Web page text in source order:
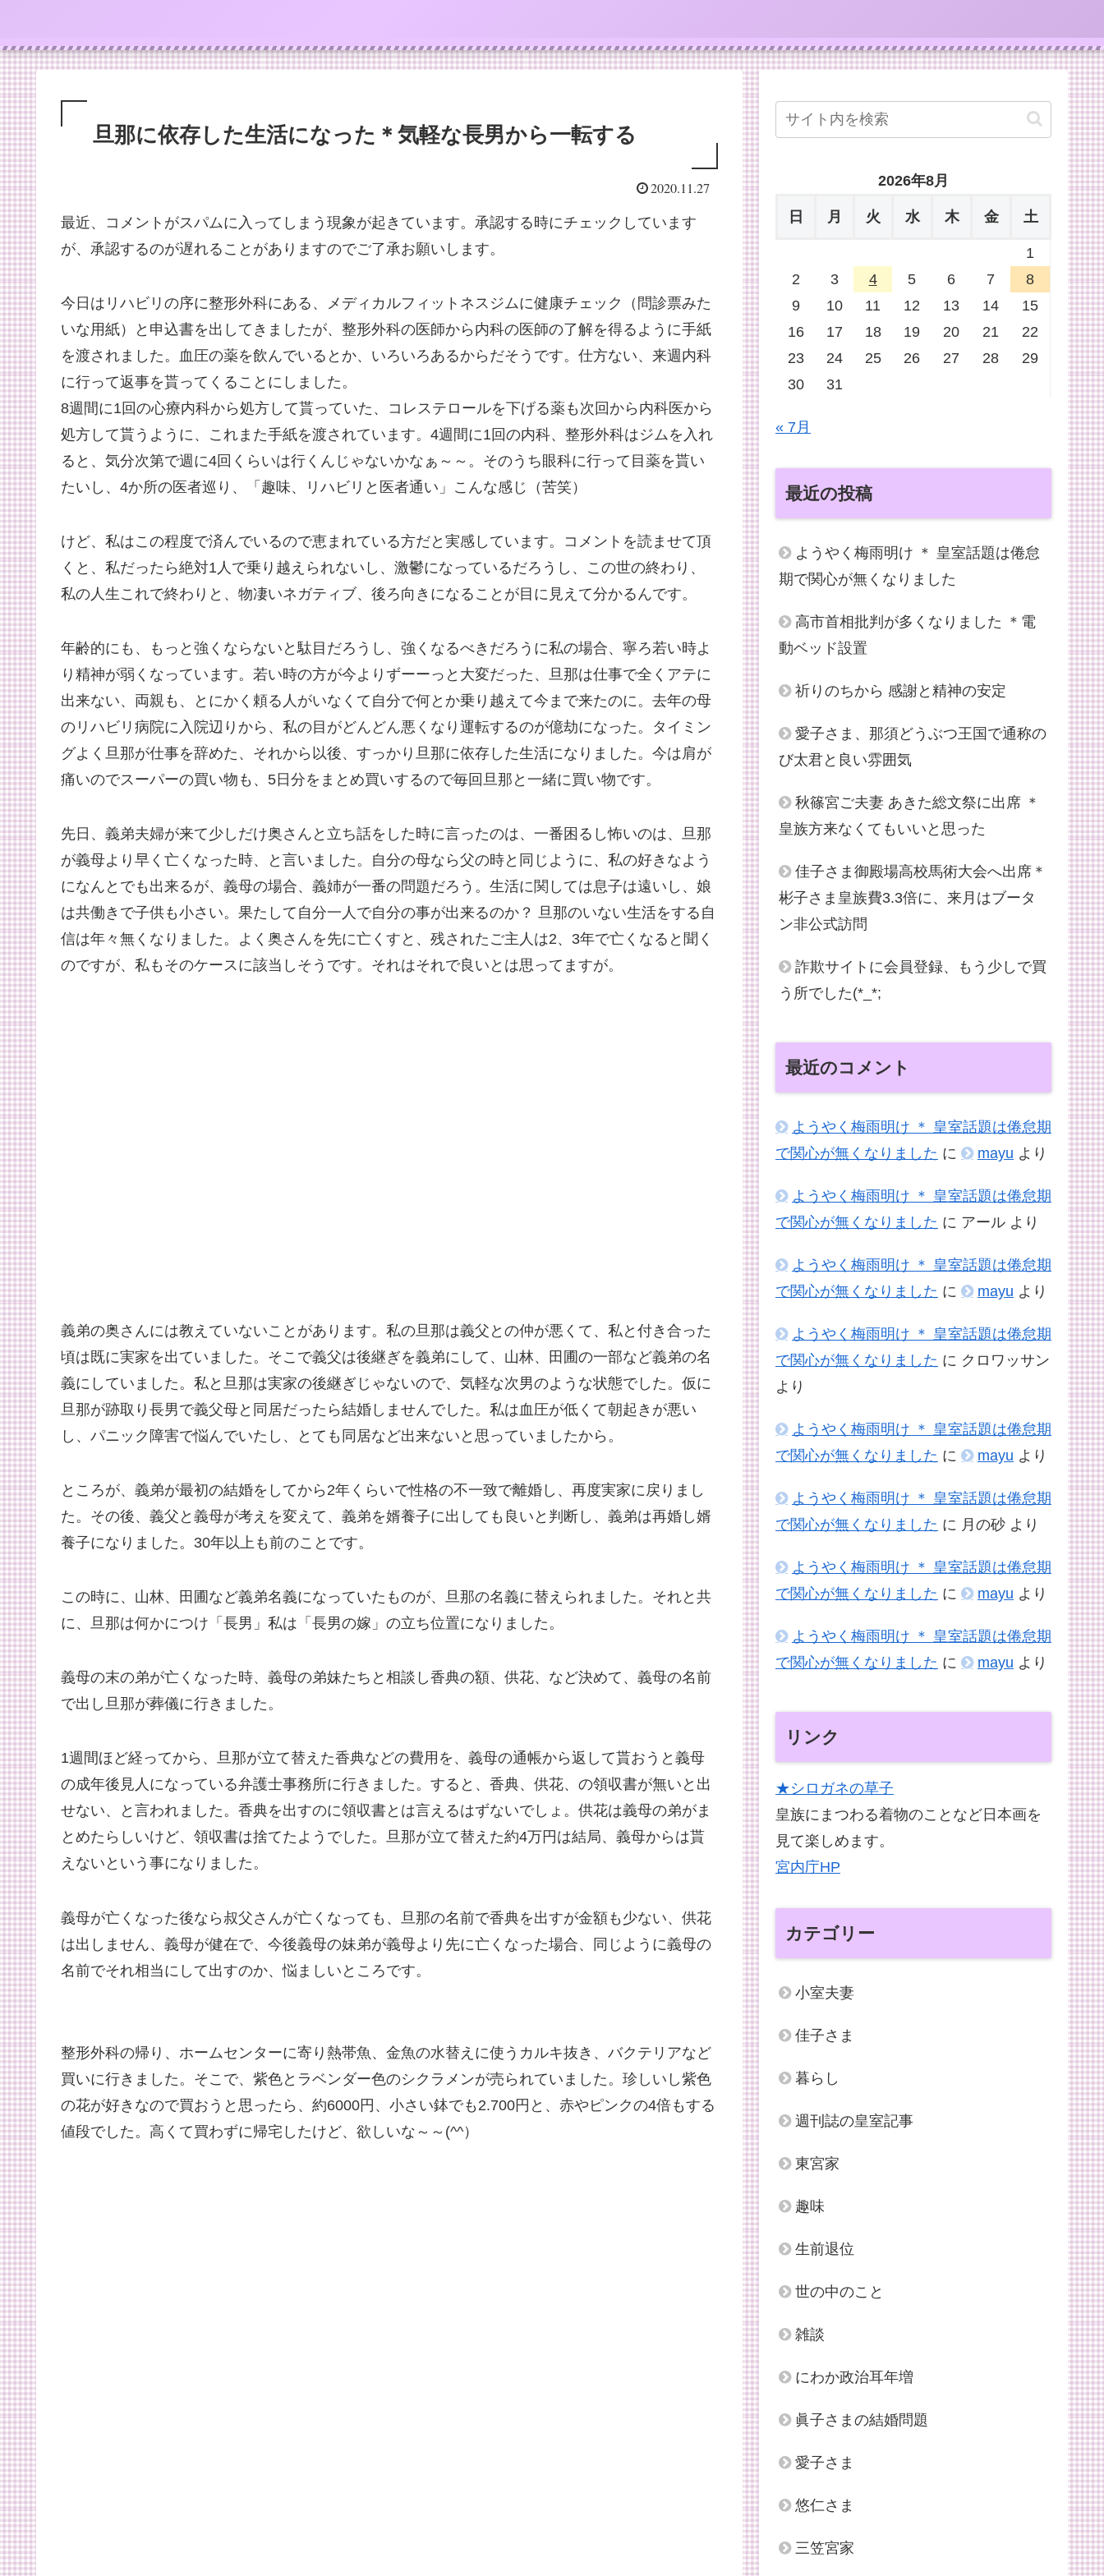
旦那に依存した生活になった＊気軽な長男から一転する
2020.11.27
最近、コメントがスパムに入ってしまう現象が起きています。承認する時にチェックしています
が、承認するのが遅れることがありますのでご了承お願いします。
今日はリハビリの序に整形外科にある、メディカルフィットネスジムに健康チェック（問診票みた
いな用紙）と申込書を出してきましたが、整形外科の医師から内科の医師の了解を得るように手紙
を渡されました。血圧の薬を飲んでいるとか、いろいろあるからだそうです。仕方ない、来週内科
に行って返事を貰ってくることにしました。
8週間に1回の心療内科から処方して貰っていた、コレステロールを下げる薬も次回から内科医から
処方して貰うように、これまた手紙を渡されています。4週間に1回の内科、整形外科はジムを入れ
ると、気分次第で週に4回くらいは行くんじゃないかなぁ～～。そのうち眼科に行って目薬を貰い
たいし、4か所の医者巡り、「趣味、リハビリと医者通い」こんな感じ（苦笑）
けど、私はこの程度で済んでいるので恵まれている方だと実感しています。コメントを読ませて頂
くと、私だったら絶対1人で乗り越えられないし、激鬱になっているだろうし、この世の終わり、
私の人生これで終わりと、物凄いネガティブ、後ろ向きになることが目に見えて分かるんです。
年齢的にも、もっと強くならないと駄目だろうし、強くなるべきだろうに私の場合、寧ろ若い時よ
り精神が弱くなっています。若い時の方が今よりずーーっと大変だった、旦那は仕事で全くアテに
出来ない、両親も、とにかく頼る人がいなくて自分で何とか乗り越えて今まで来たのに。去年の母
のリハビリ病院に入院辺りから、私の目がどんどん悪くなり運転するのが億劫になった。タイミン
グよく旦那が仕事を辞めた、それから以後、すっかり旦那に依存した生活になりました。今は肩が
痛いのでスーパーの買い物も、5日分をまとめ買いするので毎回旦那と一緒に買い物です。
先日、義弟夫婦が来て少しだけ奥さんと立ち話をした時に言ったのは、一番困るし怖いのは、旦那
が義母より早く亡くなった時、と言いました。自分の母なら父の時と同じように、私の好きなよう
になんとでも出来るが、義母の場合、義姉が一番の問題だろう。生活に関しては息子は遠いし、娘
は共働きで子供も小さい。果たして自分一人で自分の事が出来るのか？ 旦那のいない生活をする自
信は年々無くなりました。よく奥さんを先に亡くすと、残されたご主人は2、3年で亡くなると聞く
のですが、私もそのケースに該当しそうです。それはそれで良いとは思ってますが。
義弟の奥さんには教えていないことがあります。私の旦那は義父との仲が悪くて、私と付き合った
頃は既に実家を出ていました。そこで義父は後継ぎを義弟にして、山林、田圃の一部など義弟の名
義にしていました。私と旦那は実家の後継ぎじゃないので、気軽な次男のような状態でした。仮に
旦那が跡取り長男で義父母と同居だったら結婚しませんでした。私は血圧が低くて朝起きが悪い
し、パニック障害で悩んでいたし、とても同居など出来ないと思っていましたから。
ところが、義弟が最初の結婚をしてから2年くらいで性格の不一致で離婚し、再度実家に戻りまし
た。その後、義父と義母が考えを変えて、義弟を婿養子に出しても良いと判断し、義弟は再婚し婿
養子になりました。30年以上も前のことです。
この時に、山林、田圃など義弟名義になっていたものが、旦那の名義に替えられました。それと共
に、旦那は何かにつけ「長男」私は「長男の嫁」の立ち位置になりました。
義母の末の弟が亡くなった時、義母の弟妹たちと相談し香典の額、供花、など決めて、義母の名前
で出し旦那が葬儀に行きました。
1週間ほど経ってから、旦那が立て替えた香典などの費用を、義母の通帳から返して貰おうと義母
の成年後見人になっている弁護士事務所に行きました。すると、香典、供花、の領収書が無いと出
せない、と言われました。香典を出すのに領収書とは言えるはずないでしょ。供花は義母の弟がま
とめたらしいけど、領収書は捨てたようでした。旦那が立て替えた約4万円は結局、義母からは貰
えないという事になりました。
義母が亡くなった後なら叔父さんが亡くなっても、旦那の名前で香典を出すが金額も少ない、供花
は出しません、義母が健在で、今後義母の妹弟が義母より先に亡くなった場合、同じように義母の
名前でそれ相当にして出すのか、悩ましいところです。
整形外科の帰り、ホームセンターに寄り熱帯魚、金魚の水替えに使うカルキ抜き、バクテリアなど
買いに行きました。そこで、紫色とラベンダー色のシクラメンが売られていました。珍しいし紫色
の花が好きなので買おうと思ったら、約6000円、小さい鉢でも2.700円と、赤やピンクの4倍もする
値段でした。高くて買わずに帰宅したけど、欲しいな～～(^^）
2026年8月
日 月 火 水 木 金 土
1
2
3 4 5 6 7
8
9
10 11 12 13 14
15
16
17 18 19 20 21
22
23
24 25 26 27 28
29
30
31
« 7月
最近の投稿
ようやく梅雨明け ＊ 皇室話題は倦怠
期で関心が無くなりました
高市首相批判が多くなりました ＊電
動ベッド設置
祈りのちから 感謝と精神の安定
愛子さま、那須どうぶつ王国で通称の
び太君と良い雰囲気
秋篠宮ご夫妻 あきた総文祭に出席 ＊
皇族方来なくてもいいと思った
佳子さま御殿場高校馬術大会へ出席＊
彬子さま皇族費3.3倍に、来月はブータ
ン非公式訪問
詐欺サイトに会員登録、もう少しで買
う所でした(*_*;
最近のコメント
ようやく梅雨明け ＊ 皇室話題は倦怠期
で関心が無くなりました に mayu より
ようやく梅雨明け ＊ 皇室話題は倦怠期
で関心が無くなりました に アール より
ようやく梅雨明け ＊ 皇室話題は倦怠期
で関心が無くなりました に mayu より
ようやく梅雨明け ＊ 皇室話題は倦怠期
で関心が無くなりました に クロワッサン
より
ようやく梅雨明け ＊ 皇室話題は倦怠期
で関心が無くなりました に mayu より
ようやく梅雨明け ＊ 皇室話題は倦怠期
で関心が無くなりました に 月の砂 より
ようやく梅雨明け ＊ 皇室話題は倦怠期
で関心が無くなりました に mayu より
ようやく梅雨明け ＊ 皇室話題は倦怠期
で関心が無くなりました に mayu より
リンク
★シロガネの草子
皇族にまつわる着物のことなど日本画を
見て楽しめます。
宮内庁HP
カテゴリー
小室夫妻
佳子さま
暮らし
週刊誌の皇室記事
東宮家
趣味
生前退位
世の中のこと
雑談
にわか政治耳年増
眞子さまの結婚問題
愛子さま
悠仁さま
三笠宮家